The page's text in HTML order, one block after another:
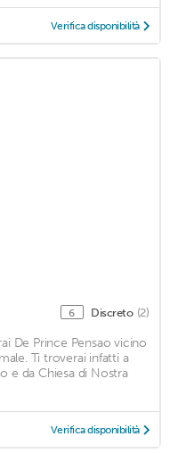
Verifica disponibilità
6 Discreto (2)
De Prince Pensao vicino
Ti troverai infatti a
e da Chiesa di Nostra
Verifica disponibilità